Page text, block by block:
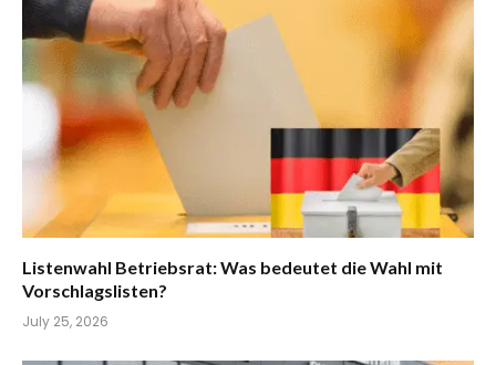
Listenwahl Betriebsrat: Was bedeutet die Wahl mit
Vorschlagslisten?
July 25, 2026